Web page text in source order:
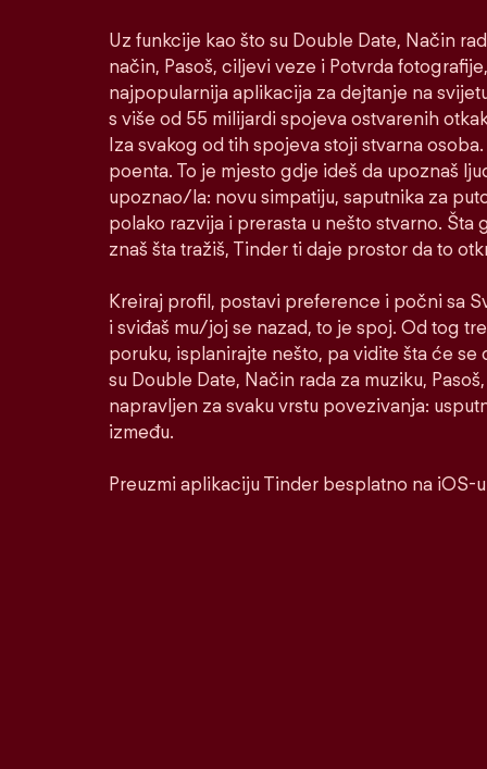
Uz funkcije kao što su Double Date, Način
način, Pasoš, ciljevi veze i Potvrda
najpopularnija aplikacija za dejtanje na
s više od 55 milijardi spojeva ostvarenih
Iza svakog od tih spojeva stoji stvarna
poenta. To je mjesto gdje ideš da upoznaš
upoznao/la: novu simpatiju, saputnika za
polako razvija i prerasta u nešto stvarno. Šta
znaš šta tražiš, Tinder ti daje prostor da to
Kreiraj profil, postavi preference i počni sa
i sviđaš mu/joj se nazad, to je spoj. Od tog
poruku, isplanirajte nešto, pa vidite šta će se
su Double Date, Način rada za muziku,
napravljen za svaku vrstu povezivanja:
između.
Preuzmi aplikaciju Tinder besplatno na iOS-